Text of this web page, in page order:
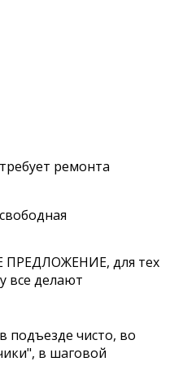
требует ремонта
свободная
ПPEДЛOЖЕНИЕ, для тex
вce дeлают
подъезде чисто, во
в шаговой